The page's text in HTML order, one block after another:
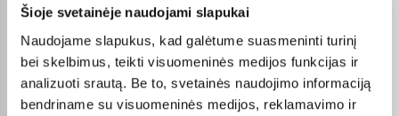
Šioje svetainėje naudojami slapukai
Naudojame slapukus, kad galėtume suasmeninti turinį
bei skelbimus, teikti visuomeninės medijos funkcijas ir
analizuoti srautą. Be to, svetainės naudojimo informaciją
bendriname su visuomeninės medijos, reklamavimo ir
Patvirtintas pirkėjas
Pigus pasiūlymas